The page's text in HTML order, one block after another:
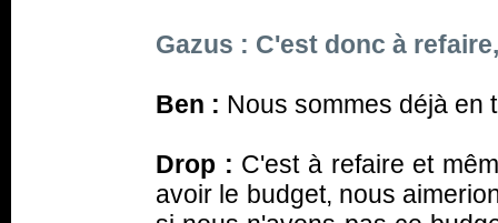
Gazus : C'est donc à
Ben : Nous sommes déjà en
Drop : C'est à refaire et
avoir le budget, nous